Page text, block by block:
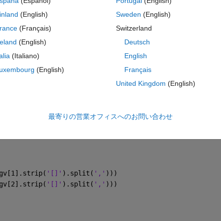
random_state=rng)
'[]' ).split( ',' )))
'[]' ).split( ',' )))
(English)
(Français)
(English)
(Italiano)
(English)
Sweden (English)
Switzerland
Deutsch
English
Français
United Kingdom (English)
最寄りの営業オフィスへのお問い合わせ